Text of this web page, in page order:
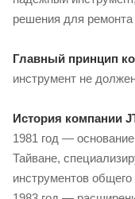
решения для
Главный принцип
инструмент не
История компании
1981 год —
Тайване,
инструментов общего